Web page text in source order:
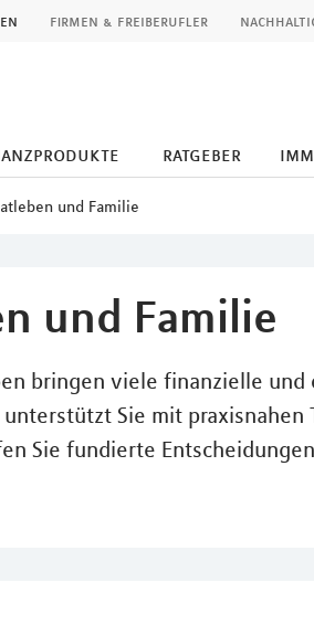
firmen & freiberufler
ratgeber
und Familie
und Familie
bringen viele finanzielle
unterstützt Sie mit
Sie fundierte